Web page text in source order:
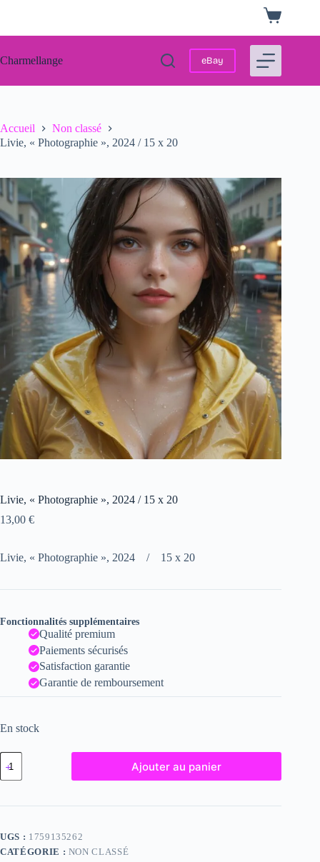
Panier
d’achat
Charmellange eBay
Accueil
Non classé
Livie, « Photographie », 2024 / 15 x 20
Livie, « Photographie », 2024 / 15 x 20
13,00 €
Livie, « Photographie », 2024 / 15 x 20
Fonctionnalités supplémentaires
Qualité premium
Paiements sécurisés
Satisfaction garantie
Garantie de remboursement
En stock
quantité
de
Livie,
2024
x
20
Ajouter au panier
UGS : 1759135262
CATÉGORIE : NON CLASSÉ